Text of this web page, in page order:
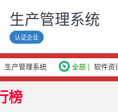
生产管理系统
认证企业
生产管理系统 全部 软件资
榜